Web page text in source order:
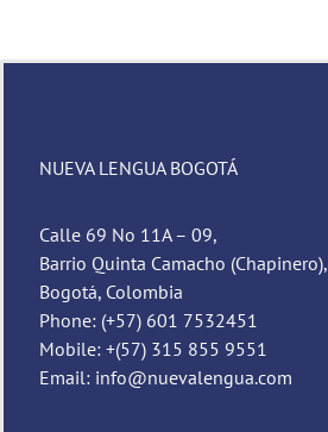
NUEVA LENGUA BOGOTÁ
Calle 69 No 11A – 09,
Barrio Quinta Camacho (Chapinero),
Bogotá, Colombia
Phone: (+57) 601 7532451
Mobile: +(57) 315 855 9551
Email: info@nuevalengua.com